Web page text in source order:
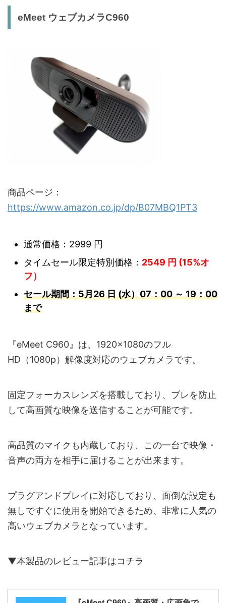
eMeet ウェブカメラC960
商品ページ：
https://www.amazon.co.jp/dp/B07MBQ1PT3
通常価格：2999 円
タイムセール限定特別価格： 2549 円 (15%オ
フ）
セール期間：5月26 日 (水）07：00 ～ 19：00
まで
『eMeet C960』は、1920×1080のフル
HD（1080p）解像度対応のウェブカメラです。
固定フォーカスレンズを搭載しており、ブレを防止
して高画質な映像を送信することが可能です。
高品質のマイクも内蔵しており、この一台で映像・
音声の両方を相手に届けることが出来ます。
プラグアンドプレイに対応しており、面倒な設定も
無しですぐに使用を開始できるため、非常に人気の
高いウェブカメラとなっています。
▼本製品のレビュー記事はコチラ